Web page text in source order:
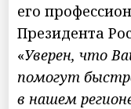
его
Президента
«Уверен, что
помогут
в нашем